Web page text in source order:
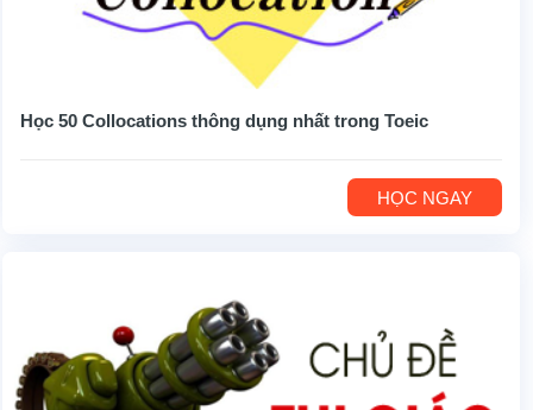
Học 50 Collocations thông dụng nhất trong Toeic
HỌC NGAY